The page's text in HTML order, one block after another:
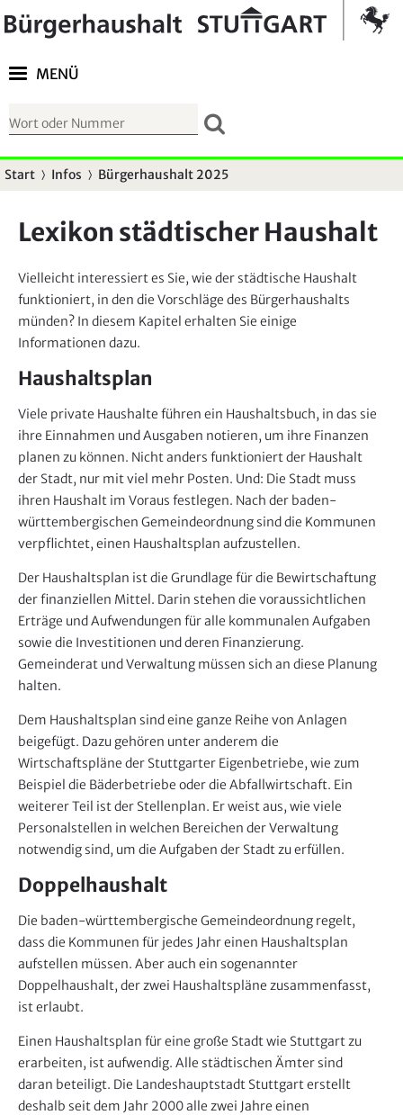
Springe zur Navigation
Kontrast umschalten
MENÜ
S
u
c
f
o
r
m
u
l
a
S
Start Infos Bürgerhaushalt 2025
Lexikon städtischer Haushalt
Vielleicht interessiert es Sie, wie der städtische Haushalt
funktioniert, in den die Vorschläge des Bürgerhaushalts
münden? In diesem Kapitel erhalten Sie einige
Informationen dazu.
Haushaltsplan
Viele private Haushalte führen ein Haushaltsbuch, in das sie
ihre Einnahmen und Ausgaben notieren, um ihre Finanzen
planen zu können. Nicht anders funktioniert der Haushalt
der Stadt, nur mit viel mehr Posten. Und: Die Stadt muss
ihren Haushalt im Voraus festlegen. Nach der baden-
württembergischen Gemeindeordnung sind die Kommunen
verpflichtet, einen Haushaltsplan aufzustellen.
Der Haushaltsplan ist die Grundlage für die Bewirtschaftung
der finanziellen Mittel. Darin stehen die voraussichtlichen
Erträge und Aufwendungen für alle kommunalen Aufgaben
sowie die Investitionen und deren Finanzierung.
Gemeinderat und Verwaltung müssen sich an diese Planung
halten.
Dem Haushaltsplan sind eine ganze Reihe von Anlagen
beigefügt. Dazu gehören unter anderem die
Wirtschaftspläne der Stuttgarter Eigenbetriebe, wie zum
Beispiel die Bäderbetriebe oder die Abfallwirtschaft. Ein
weiterer Teil ist der Stellenplan. Er weist aus, wie viele
Personalstellen in welchen Bereichen der Verwaltung
notwendig sind, um die Aufgaben der Stadt zu erfüllen.
Doppelhaushalt
Die baden-württembergische Gemeinde­ordnung regelt,
dass die Kommunen für jedes Jahr einen Haushaltsplan
aufstellen müssen. Aber auch ein sogenannter
Doppelhaushalt, der zwei Haushaltspläne zusammenfasst,
ist erlaubt.
Einen Haushaltsplan für eine große Stadt wie Stuttgart zu
erarbeiten, ist aufwendig. Alle städtischen Ämter sind
daran beteiligt. Die Landeshauptstadt Stuttgart erstellt
deshalb seit dem Jahr 2000 alle zwei Jahre einen